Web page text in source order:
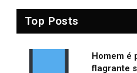
Top Posts
Homem é
flagrante